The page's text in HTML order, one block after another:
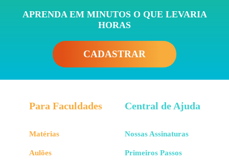
APRENDA EM MINUTOS O QUE LEVARIA
HORAS
CADASTRAR
Para Faculdades
Matérias
Aulões
Central de Ajuda
Nossas Assinaturas
Primeiros Passos